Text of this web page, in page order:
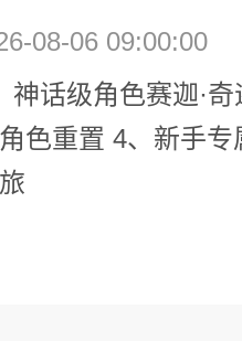
08-06 09:00:00
话级角色赛迦·
色重置 4、新手专